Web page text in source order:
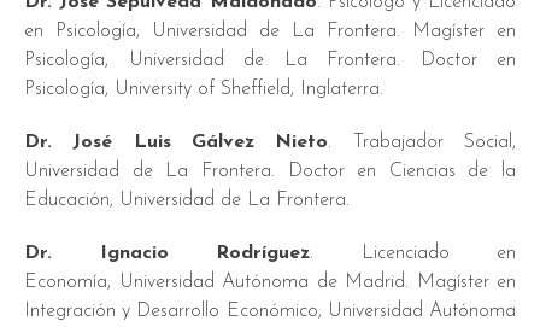
en Psicología, Universidad de La Frontera. Magíster en
Psicología, Universidad de La Frontera. Doctor en
Psicología, University of Sheffield, Inglaterra.
Dr. José Luis Gálvez Nieto. Trabajador Social,
Universidad de La Frontera. Doctor en Ciencias de la
Educación, Universidad de La Frontera.
Dr. Ignacio Rodríguez. Licenciado en
Economía, Universidad Autónoma de Madrid. Magíster en
Integración y Desarrollo Económico, Universidad Autónoma